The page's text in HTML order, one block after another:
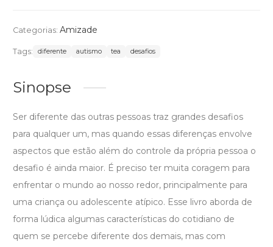
Categorias: Amizade
Tags: diferente autismo tea desafios
Sinopse
Ser diferente das outras pessoas traz grandes desafios
para qualquer um, mas quando essas diferenças envolve
aspectos que estão além do controle da própria pessoa o
desafio é ainda maior. É preciso ter muita coragem para
enfrentar o mundo ao nosso redor, principalmente para
uma criança ou adolescente atípico. Esse livro aborda de
forma lúdica algumas características do cotidiano de
quem se percebe diferente dos demais, mas com